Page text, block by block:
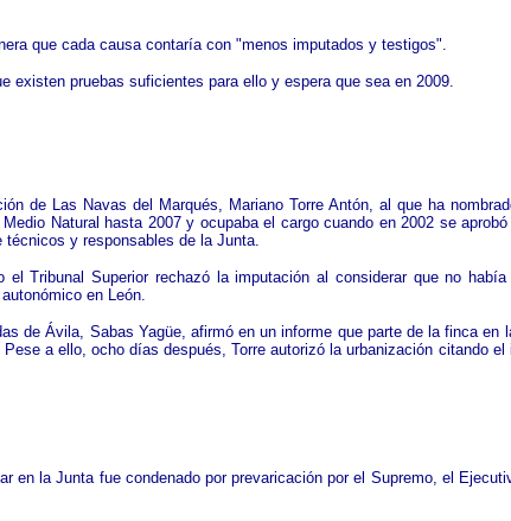
que cada causa contaría con "menos imputados y testigos".
existen pruebas suficientes para ello y espera que sea en 2009.
de Las Navas del Marqués, Mariano Torre Antón, al que ha
Natural hasta 2007 y ocupaba el cargo cuando en 2002 se
y responsables de la Junta.
Tribunal Superior rechazó la imputación al considerar que no había
en León.
de Ávila, Sabas Yagüe, afirmó en un informe que parte de la finca en
a ello, ocho días después, Torre autorizó la urbanización citando el
en la Junta fue condenado por prevaricación por el Supremo, el